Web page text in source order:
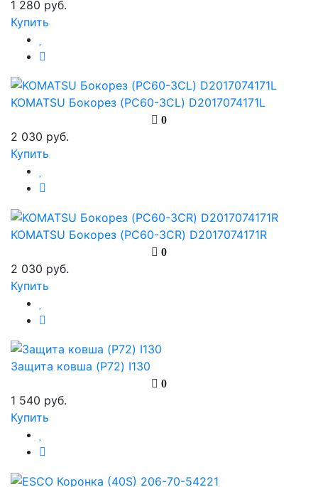
1 280 руб.
Купить
KOMATSU Бокорез (PC60-3CL) D2017074171L
0
2 030 руб.
Купить
KOMATSU Бокорез (PC60-3CR) D2017074171R
0
2 030 руб.
Купить
Защита ковша (P72) I130
0
1 540 руб.
Купить